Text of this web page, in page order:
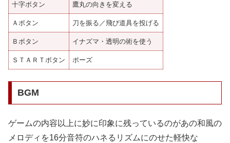
十字ボタン 鷹丸の向きを変える
Ａボタン 刀を振る／飛び道具を投げる
Ｂボタン イナズマ・透明の術を使う
ＳＴＡＲＴボタン ポーズ
BGM
ゲームの内容以上に妙に印象に残っているのがあの和風の
メロディを16分音符のハネるリズムにのせた軽快な